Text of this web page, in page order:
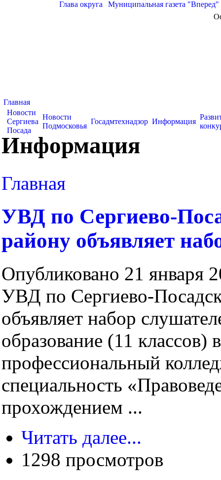
Глава округа Муниципальная газета "Вперед"
Главная
Новости
Сергиева
Посада
Новости
Подмосковья
Госадмтехнадзор Информация
Информация
Главная
УВД по Сергиево-
району объявляет
Опубликовано 21 января
УВД по Сергиево-
объявляет набор
образование (11
профессиональный
специальность
прохождением ...
Читать далее...
1298 просмотров